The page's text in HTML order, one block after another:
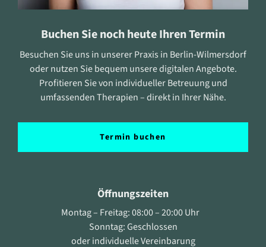
Buchen Sie noch heute Ihren Termin
Besuchen Sie uns in unserer Praxis in Berlin-Wilmersdorf
oder nutzen Sie bequem unsere digitalen Angebote.
Profitieren Sie von individueller Betreuung und
umfassenden Therapien – direkt in Ihrer Nähe.
Termin buchen
Öffnungszeiten
Montag – Freitag: 08:00 – 20:00 Uhr
Sonntag: Geschlossen
oder individuelle Vereinbarung